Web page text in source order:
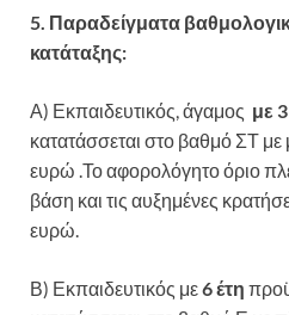
5. Παραδείγματα
κατάταξης:
Α) Εκπαιδευτικός, άγαμος με
κατατάσσεται στο βαθμό ΣΤ
ευρώ .Το αφορολόγητο όριο
βάση και τις αυξημένες
ευρώ.
Β) Εκπαιδευτικός με6 έτη